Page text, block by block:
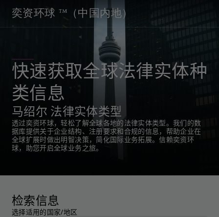
奕资环球 ™（中国内地）
快速获取全球法律实体种
类信息
马绍尔 法律实体类型
透过奕资环球，轻松了解全球各地的法律实体类型。我们的数
据库提供关于企业结构、注册要求和合规的信息，帮助企业在
全球扩展时做出明智决策，简化国际业务拓展。信赖奕资环
球，助您开启全球业务之旅。
检索信息
选择适用的国家/地区